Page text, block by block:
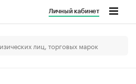
Личный кабинет